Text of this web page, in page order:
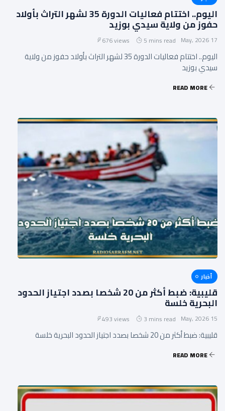
اليوم.. اختتام فعاليات الدورة 35 لشهر التراث بأولاد
حفوز من ولاية سيدي بوزيد
17 May, 2026
5 mins read
676 views
اليوم.. اختتام فعاليات الدورة 35 لشهر التراث بأولاد حفوز من ولاية
سيدي بوزيد
READ MORE
أخبار
قليبية: ضبط أكثر من 20 شخصا بصدد اجتياز الحدود
البحرية خلسة
15 May, 2026
3 mins read
493 views
قليبية: ضبط أكثر من 20 شخصا بصدد اجتياز الحدود البحرية خلسة
READ MORE